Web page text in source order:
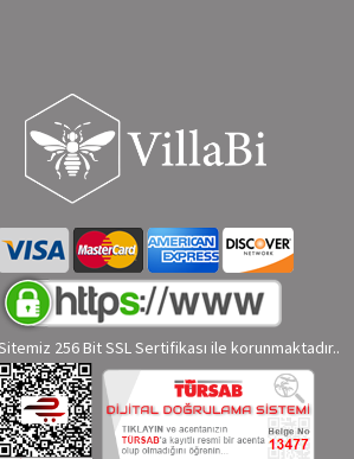
256 Bit SSL Sertifikası ile korunmaktadır..